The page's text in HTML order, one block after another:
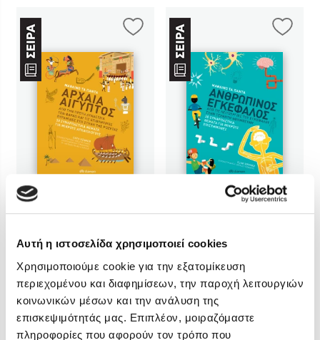
Αυτή η ιστοσελίδα χρησιμοποιεί cookies
Χρησιμοποιούμε cookie για την εξατομίκευση
περιεχομένου και διαφημίσεων, την παροχή λειτουργιών
κοινωνικών μέσων και την ανάλυση της
επισκεψιμότητάς μας. Επιπλέον, μοιραζόμαστε
πληροφορίες που αφορούν τον τρόπο που
Στέφανος Ξενάκης
Sebastian Fitzek
Freida McFadden
Κατρίνα Τσάνταλη
Lucinda Riley
Mimi Matthews
Benzamin Bécue
Rebecca Yarros
Teo Benedetti
Τζένη Κουτσοδημητροπούλου
Ali Hazelwood
Cori Doerrfeld
Pierdomenico Baccalario
Δανάη Ιμπραχήμ
Cath Senker
Αρχαία Αίγυπτος 7
Τιμή εκδότη
Clive Gifford
Ανθρώπινος
εγκέφαλος
8
Τιμή εκδότη